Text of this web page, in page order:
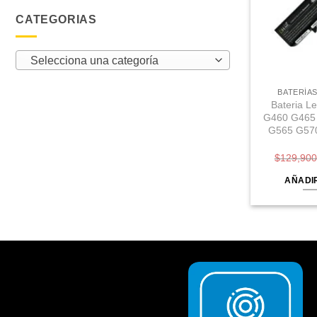
CATEGORIAS
Selecciona una categoría
Bateria
G460
G565
$